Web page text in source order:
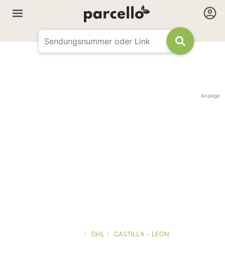
Anzeige
DHL CASTILLA - LEON